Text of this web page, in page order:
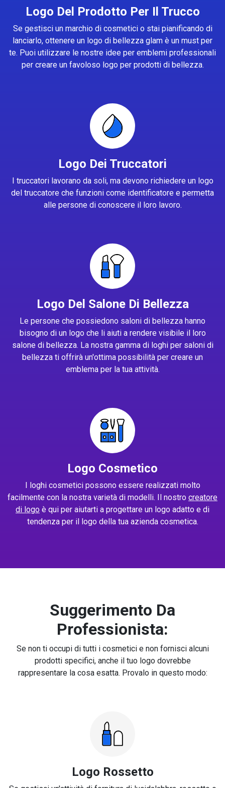
Logo Del Prodotto Per Il Trucco
Se gestisci un marchio di cosmetici o stai pianificando di
lanciarlo, ottenere un logo di bellezza glam è un must per
te. Puoi utilizzare le nostre idee per emblemi professionali
per creare un favoloso logo per prodotti di bellezza.
Logo Dei Truccatori
I truccatori lavorano da soli, ma devono richiedere un logo
del truccatore che funzioni come identificatore e permetta
alle persone di conoscere il loro lavoro.
Logo Del Salone Di Bellezza
Le persone che possiedono saloni di bellezza hanno
bisogno di un logo che li aiuti a rendere visibile il loro
salone di bellezza. La nostra gamma di loghi per saloni di
bellezza ti offrirà un'ottima possibilità per creare un
emblema per la tua attività.
Logo Cosmetico
I loghi cosmetici possono essere realizzati molto
facilmente con la nostra varietà di modelli. Il nostro creatore
di logo è qui per aiutarti a progettare un logo adatto e di
tendenza per il logo della tua azienda cosmetica.
Suggerimento Da
Professionista:
Se non ti occupi di tutti i cosmetici e non fornisci alcuni
prodotti specifici, anche il tuo logo dovrebbe
rappresentare la cosa esatta. Provalo in questo modo:
Logo Rossetto